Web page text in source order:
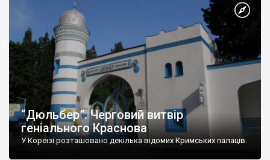
“Дюльбер”. Черговий витвір
геніального Краснова
У Кореїзі розташовано декілька відомих Кримських палаців.